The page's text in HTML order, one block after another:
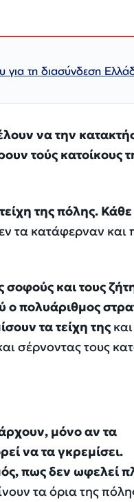
για τη διασύνδεση
να την
τούς κατοίκους
της πόλης.
τα κατάφερναν και
σοφούς και τους
ο πολυάριθμος
τα τείχη της
σέρνοντας τους
μόνο αν τα
να τα γκρεμίσει.
πως δεν ωφελεί
τα όρια της